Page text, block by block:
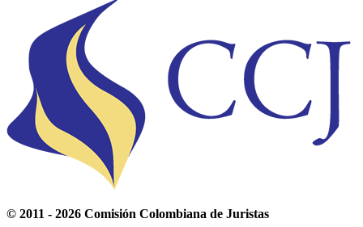
© 2011 - 2026 Comisión Colombiana de Juristas